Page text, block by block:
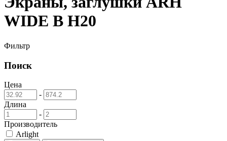
WIDE B H20
Фильтр
Поиск
Цена
-
Длина
-
Производитель
Arlight